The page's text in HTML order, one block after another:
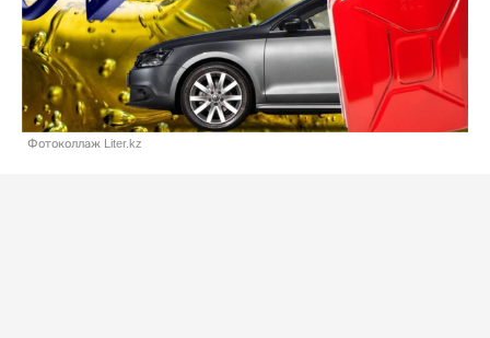
Фотоколлаж Liter.kz